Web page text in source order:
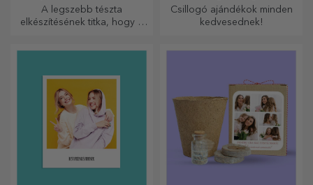
A legszebb tészta
elkészítésének titka, hogy a
Csillogó ajándékok minden
kedvesednek!